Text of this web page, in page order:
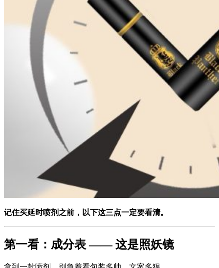
记住买延时喷剂之前，以下这三点一定要看清。
第一看：成分表 —— 这是照妖镜